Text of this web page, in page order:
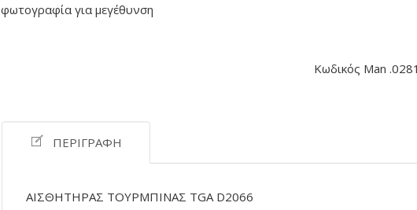
φωτογραφία για μεγέθυνση
Κωδικός Man
ΠΕΡΙΓΡΑΦΉ
ΑΙΣΘΗΤΗΡΑΣ ΤΟΥΡΜΠΙΝΑΣ TGA D2066